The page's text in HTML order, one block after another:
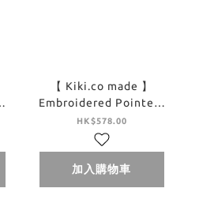
【 Kiki.co made 】
Embroidered Pointed-
Collar Midi Dress -
Brown
HK$578.00
加入購物車